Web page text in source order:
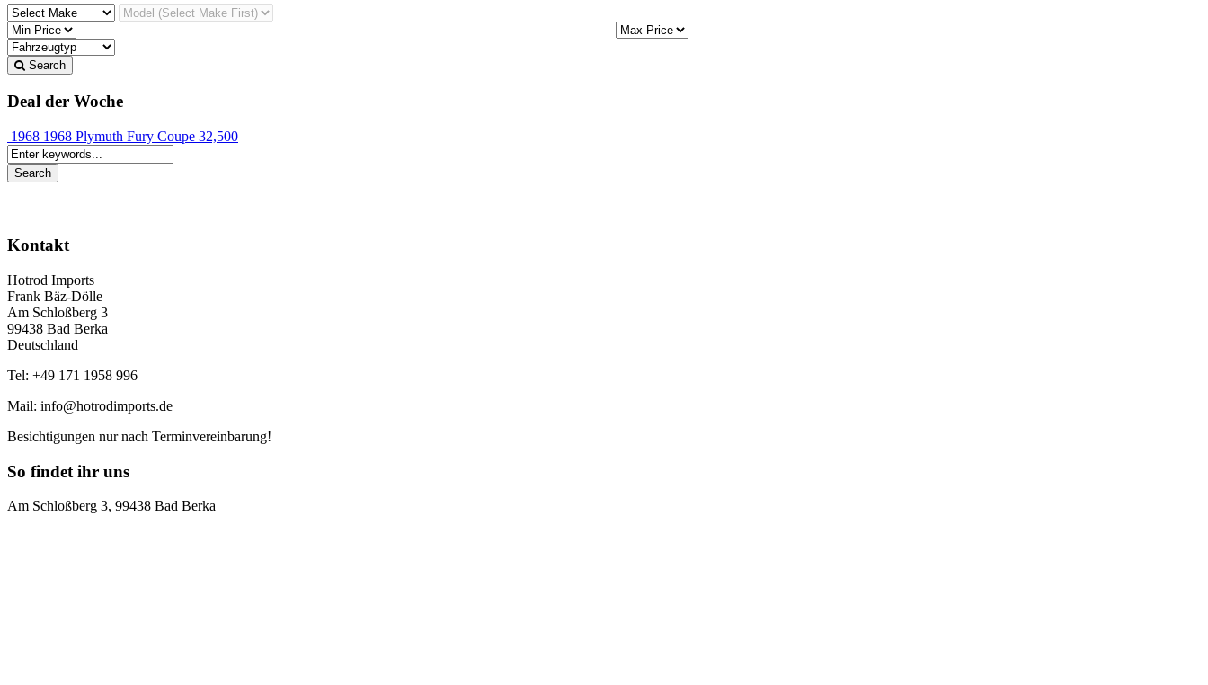
Search
Deal der Woche
1968 1968 Plymuth Fury Coupe 32,500
Kontakt
Hotrod Imports
Frank Bäz-Dölle
Am Schloßberg 3
99438 Bad Berka
Deutschland
Tel: +49 171 1958 996
Mail: info@hotrodimports.de
Besichtigungen nur nach Terminvereinbarung!
So findet ihr uns
Am Schloßberg 3, 99438 Bad Berka